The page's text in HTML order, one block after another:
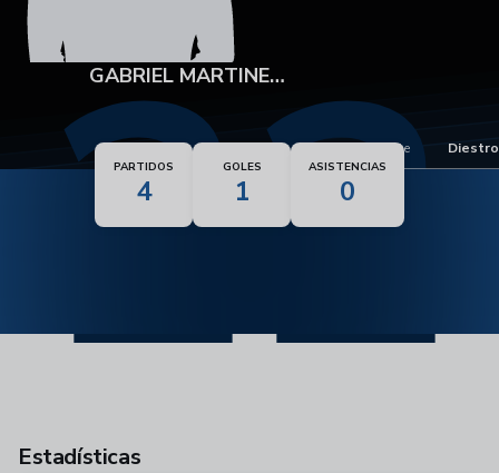
22
GABRIEL MARTINELLI
Pie dominante Diestro
PARTIDOS
4
GOLES
1
ASISTENCIAS
0
Estadísticas